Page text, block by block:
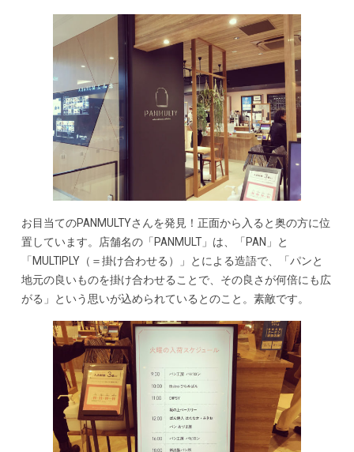
お目当てのPANMULTYさんを発見！正面から入ると奥の方に位
置しています。店舗名の「PANMULT」は、「PAN」と
「MULTIPLY（＝掛け合わせる）」とによる造語で、「パンと
地元の良いものを掛け合わせることで、その良さが何倍にも広
がる」という思いが込められているとのこと。素敵です。